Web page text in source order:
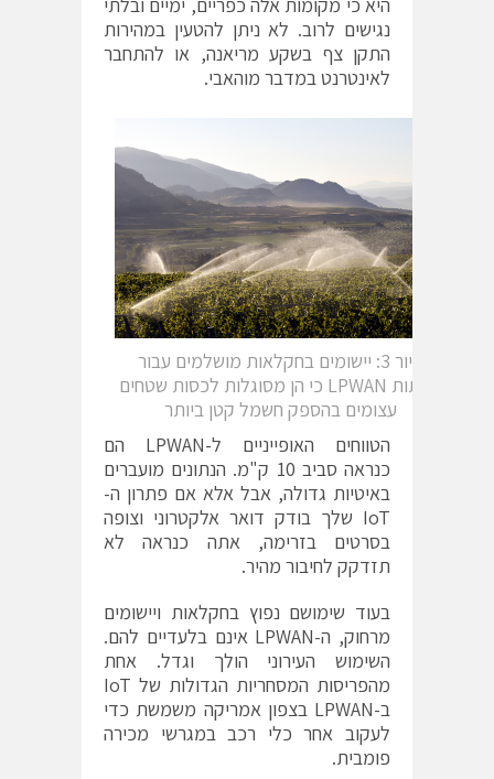
נגישים לרוב. לא ניתן להטעין במהירות
התקן צף בשקע מריאנה, או להתחבר
לאינטרנט במדבר מוהאבי.
איור 3: יישומים בחקלאות מושלמים עבור
רשתות LPWAN כי הן מסוגלות לכסות שטחים
עצומים בהספק חשמל קטן ביותר
הטווחים האופייניים ל-LPWAN הם
כנראה סביב 10 ק"מ. הנתונים מועברים
באיטיות גדולה, אבל אלא אם פתרון ה-
IoT שלך בודק דואר אלקטרוני וצופה
בסרטים בזרימה, אתה כנראה לא
תזדקק לחיבור מהיר.
בעוד שימושם נפוץ בחקלאות ויישומים
מרחוק, ה-LPWAN אינם בלעדיים להם.
השימוש העירוני הולך וגדל. אחת
מהפריסות המסחריות הגדולות של IoT
ב-LPWAN בצפון אמריקה משמשת כדי
לעקוב אחר כלי רכב במגרשי מכירה
פומבית.